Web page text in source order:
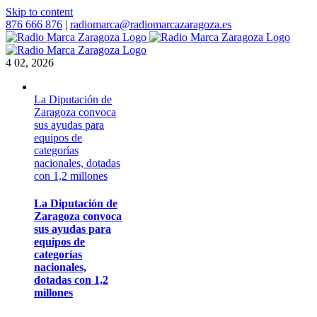
Skip to content
876 666 876 | radiomarca@radiomarcazaragoza.es
4 02, 2026
La Diputación de
Zaragoza convoca
sus ayudas para
equipos de
categorías
nacionales, dotadas
con 1,2 millones
La Diputación de
Zaragoza convoca
sus ayudas para
equipos de
categorías
nacionales,
dotadas con 1,2
millones